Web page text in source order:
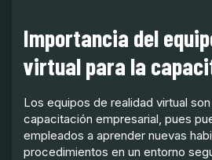
Importancia del
virtual para la
Los equipos de realidad virtual
capacitación empresarial, pues
empleados a aprender nuevas
procedimientos en un entorno